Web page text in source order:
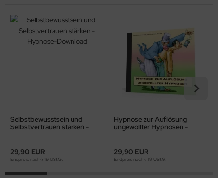
Selbstbewusstsein und
Selbstvertrauen stärken -
29,90 EUR
Endpreis nach § 19 UStG.
Hypnose zur Auflösung
ungewollter Hypnosen -
29,90 EUR
Endpreis nach § 19 UStG.